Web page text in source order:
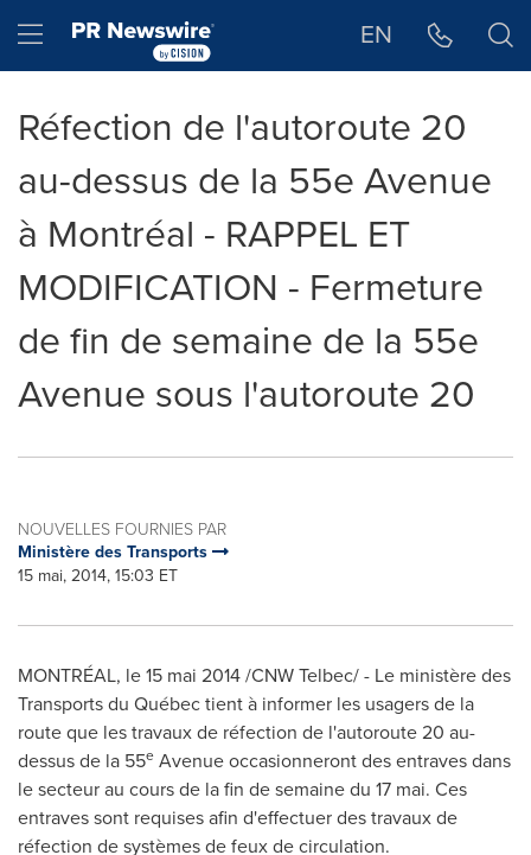
Hamburger menu EN
Réfection de l'autoroute 20
au-dessus de la 55e Avenue
à Montréal - RAPPEL ET
MODIFICATION - Fermeture
de fin de semaine de la 55e
Avenue sous l'autoroute 20
NOUVELLES FOURNIES PAR
Ministère des Transports
15 mai, 2014, 15:03 ET
MONTRÉAL, le 15 mai 2014 /CNW Telbec/ - Le ministère des
Transports du Québec tient à informer les usagers de la
route que les travaux de réfection de l'autoroute 20 au-
dessus de la 55e Avenue occasionneront des entraves dans
le secteur au cours de la fin de semaine du 17 mai. Ces
entraves sont requises afin d'effectuer des travaux de
réfection de systèmes de feux de circulation.